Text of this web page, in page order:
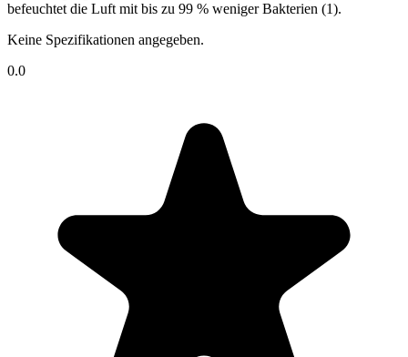
befeuchtet die Luft mit bis zu 99 % weniger Bakterien (1).
Keine Spezifikationen angegeben.
0.0